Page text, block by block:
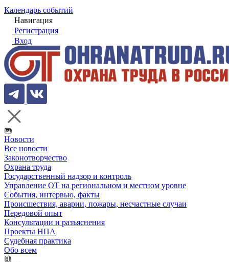
Календарь событий
Навигация
Регистрация
Вход
Новости
Все новости
Законотворчество
Охрана труда
Государственный надзор и контроль
Управление ОТ на региональном и местном уровне
События, интервью, факты
Происшествия, аварии, пожары, несчастные случаи
Передовой опыт
Консультации и разъяснения
Проекты НПА
Судебная практика
Обо всем